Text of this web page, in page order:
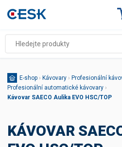
E-shop › Kávovary › Profesionální
Profesionální automatické kávovary ›
Kávovar SAECO Aulika EVO HSC/TOP
KÁVOVAR